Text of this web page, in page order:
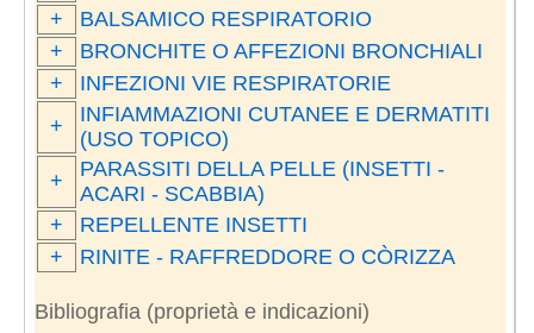
+
BALSAMICO RESPIRATORIO
+
BRONCHITE O AFFEZIONI BRONCHIALI
+
INFEZIONI VIE RESPIRATORIE
+
INFIAMMAZIONI CUTANEE E DERMATITI
(USO TOPICO)
+
PARASSITI DELLA PELLE (INSETTI -
ACARI - SCABBIA)
+
REPELLENTE INSETTI
+
RINITE - RAFFREDDORE O CÒRIZZA
Bibliografia (proprietà e indicazioni)